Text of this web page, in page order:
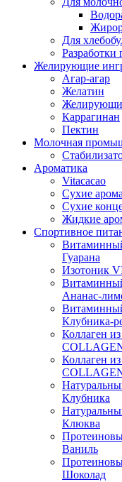
Для
Разработки
Желирующие
Агар-агар
Желатин
Каррагинан
Пектин
Молочная
Ароматика
Vitacacao
Сухие
Сухие
Жидкие
Спортивное
Гуарана
Изотоник
Ананас-
Клубника-
Коллаген
Коллаген
Клубника
Клюква
Ваниль
Шоколад